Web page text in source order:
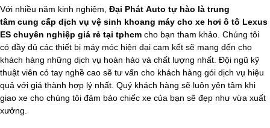
Với nhiều năm kinh nghiệm, Đại Phát Auto tự hào là trung
tâm cung cấp dịch vụ vệ sinh khoang máy cho xe hơi ô tô Lexus
ES chuyên nghiệp giá rẻ tại tphcm cho bạn tham khảo. Chúng tôi
có đầy đủ các thiết bị máy móc hiện đại cam kết sẽ mang đến cho
khách hàng những dịch vụ hoàn hảo và chất lượng nhất. Đội ngũ kỹ
thuật viên có tay nghề cao sẽ tư vấn cho khách hàng gói dịch vụ hiệu
quả với giá thành hợp lý nhất. Quý khách hàng sẽ luôn yên tâm khi
giao xe cho chúng tôi đảm bảo chiếc xe của bạn sẽ đẹp như vừa xuất
xưởng.